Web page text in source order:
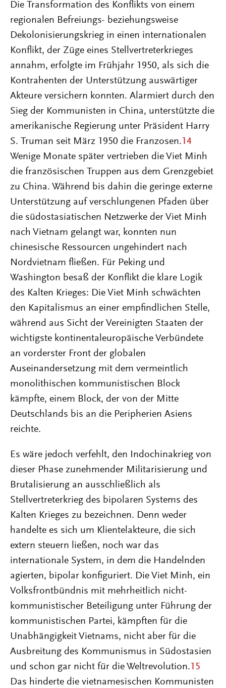
Die Transformation des Konflikts von einem
regionalen Befreiungs- beziehungsweise
Dekolonisierungskrieg in einen internationalen
Konflikt, der Züge eines Stellvertreterkrieges
annahm, erfolgte im Frühjahr 1950, als sich die
Kontrahenten der Unterstützung auswärtiger
Akteure versichern konnten. Alarmiert durch den
Sieg der Kommunisten in China, unterstützte die
amerikanische Regierung unter Präsident Harry
S. Truman seit März 1950 die Franzosen. 14
Wenige Monate später vertrieben die Viet Minh
die französischen Truppen aus dem Grenzgebiet
zu China. Während bis dahin die geringe externe
Unterstützung auf verschlungenen Pfaden über
die südostasiatischen Netzwerke der Viet Minh
nach Vietnam gelangt war, konnten nun
chinesische Ressourcen ungehindert nach
Nordvietnam fließen. Für Peking und
Washington besaß der Konflikt die klare Logik
des Kalten Krieges: Die Viet Minh schwächten
den Kapitalismus an einer empfindlichen Stelle,
während aus Sicht der Vereinigten Staaten der
wichtigste kontinentaleuropäische Verbündete
an vorderster Front der globalen
Auseinandersetzung mit dem vermeintlich
monolithischen kommunistischen Block
kämpfte, einem Block, der von der Mitte
Deutschlands bis an die Peripherien Asiens
reichte.
Es wäre jedoch verfehlt, den Indochinakrieg von
dieser Phase zunehmender Militarisierung und
Brutalisierung an ausschließlich als
Stellvertreterkrieg des bipolaren Systems des
Kalten Krieges zu bezeichnen. Denn weder
handelte es sich um Klientelakteure, die sich
extern steuern ließen, noch war das
internationale System, in dem die Handelnden
agierten, bipolar konfiguriert. Die Viet Minh, ein
Volksfrontbündnis mit mehrheitlich nicht-
kommunistischer Beteiligung unter Führung der
kommunistischen Partei, kämpften für die
Unabhängigkeit Vietnams, nicht aber für die
Ausbreitung des Kommunismus in Südostasien
und schon gar nicht für die Weltrevolution. 15
Das hinderte die vietnamesischen Kommunisten